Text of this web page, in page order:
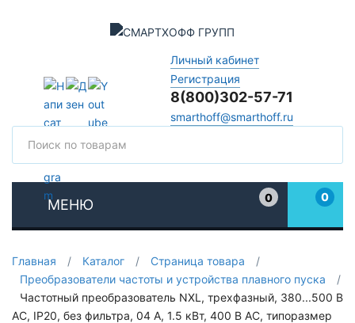
Личный кабинет
Регистрация
8(800)302-57-71
smarthoff@smarthoff.ru
МЕНЮ
0
0
Главная / Каталог / Страница товара
/
Преобразователи частоты и устройства плавного пуска
/
Частотный преобразователь NXL, трехфазный, 380...500 В
АС, IP20, без фильтра, 04 A, 1.5 кВт, 400 В AC, типоразмер